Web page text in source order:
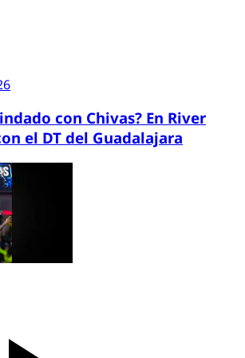
con Chivas? En River
el DT del Guadalajara